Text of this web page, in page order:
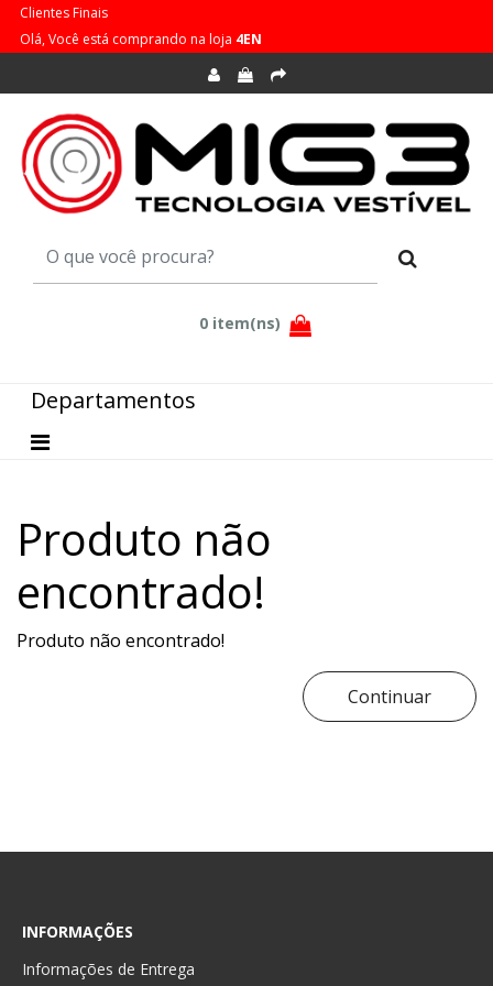
Clientes Finais
Olá, Você está comprando na loja 4EN
Departamentos
Produto não
encontrado!
Produto não encontrado!
Continuar
INFORMAÇÕES
Informações de Entrega